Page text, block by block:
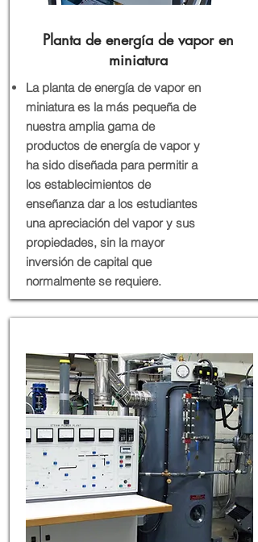
Planta de energía de vapor en
miniatura
La planta de energía de vapor en
miniatura es la más pequeña de
nuestra amplia gama de
productos de energía de vapor y
ha sido diseñada para permitir a
los establecimientos de
enseñanza dar a los estudiantes
una apreciación del vapor y sus
propiedades, sin la mayor
inversión de capital que
normalmente se requiere.